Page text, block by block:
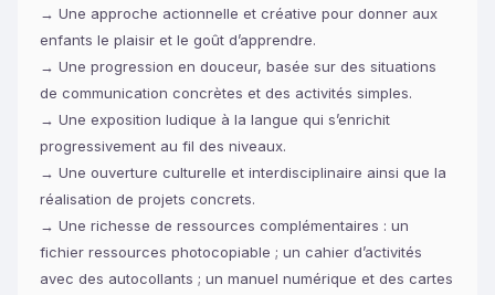
→ Une approche actionnelle et créative pour donner aux
enfants le plaisir et le goût d’apprendre.
→ Une progression en douceur, basée sur des situations
de communication concrètes et des activités simples.
→ Une exposition ludique à la langue qui s’enrichit
progressivement au fil des niveaux.
→ Une ouverture culturelle et interdisciplinaire ainsi que la
réalisation de projets concrets.
→ Une richesse de ressources complémentaires : un
fichier ressources photocopiable ; un cahier d’activités
avec des autocollants ; un manuel numérique et des cartes